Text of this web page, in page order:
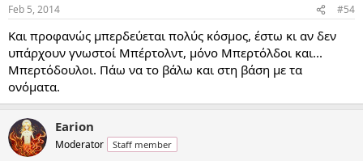
Feb 5, 2014 #54
Και προφανώς μπερδεύεται πολύς κόσμος, έστω κι αν δεν
υπάρχουν γνωστοί Μπέρτολντ, μόνο Μπερτόλδοι και...
Μπερτόδουλοι. Πάω να το βάλω και στη βάση με τα
ονόματα.
Earion
Moderator Staff member